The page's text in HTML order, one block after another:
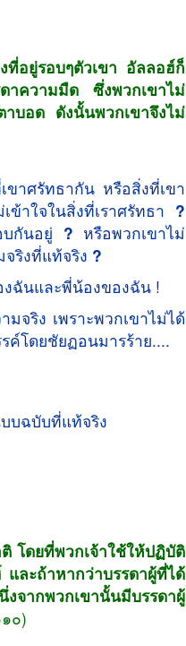
ที่อยู่รอบๆตัวเขา อัลลอฮ์ก็
ดาความมืด ซึ่งพวกเขาไม่
บอด ดังนั้นพวกเขาจึงไม่
ขาศรัทธากัน หรือสิ่งที่เขา
ข้าใจในสิ่งที่เราศรัทธา ?
บกันอยู่ ? หรือพวกเขาไม่
ริงที่แท้จริง ?
ฉันและพี่น้องของฉัน !
ริง เพราะพวกเขาไม่ได้
ค์โดยชัยฏอนมารร้าย....
บฉบับที่แท้จริง
โดยที่พวกเจ้าใช้ให้ปฏิบัติ
ละถ้าหากว่าบรรดาผู้ที่ได้
จากพวกเขานั้นมีบรรดาผู้
๐)